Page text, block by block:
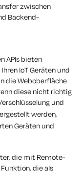
zwischen
Backend-
APIs bieten
IoT Geräten und
die Weboberfläche
diese nicht richtig
und
werden,
Geräten und
die mit Remote-
die als